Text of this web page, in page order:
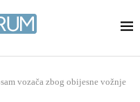
vozača zbog obijesne vožnje